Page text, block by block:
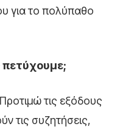
για το πολύπαθο
πετύχουμε;
τις εξόδους
τις συζητήσεις,